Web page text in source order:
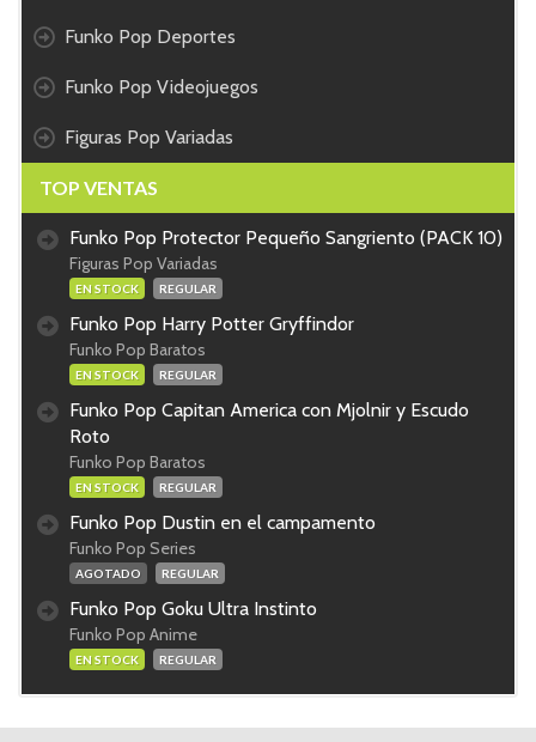
Funko Pop Deportes
Funko Pop Videojuegos
Figuras Pop Variadas
TOP VENTAS
Funko Pop Protector Pequeño Sangriento (PACK 10)
Figuras Pop Variadas
EN STOCK REGULAR
Funko Pop Harry Potter Gryffindor
Funko Pop Baratos
EN STOCK REGULAR
Funko Pop Capitan America con Mjolnir y Escudo
Roto
Funko Pop Baratos
EN STOCK REGULAR
Funko Pop Dustin en el campamento
Funko Pop Series
AGOTADO REGULAR
Funko Pop Goku Ultra Instinto
Funko Pop Anime
EN STOCK REGULAR